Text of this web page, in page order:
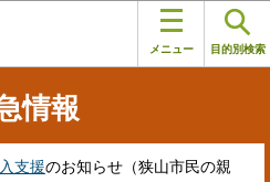
メニュー 目的別検索
情報
支援のお知らせ（狭山市民の親